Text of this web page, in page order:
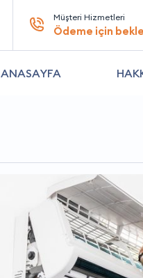
Müşteri Hizmetleri
Ödeme için
ANASAYFA